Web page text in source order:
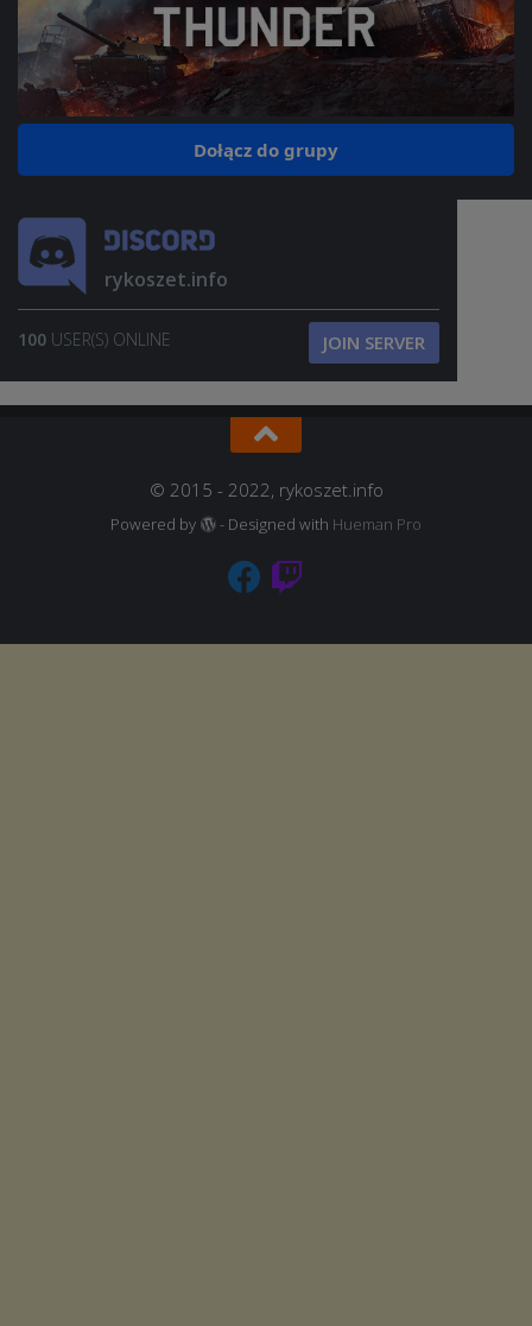
Dołącz do grupy
rykoszet.info
100 USER(S) ONLINE JOIN SERVER
© 2015 - 2022, rykoszet.info
Powered by - Designed with Hueman Pro